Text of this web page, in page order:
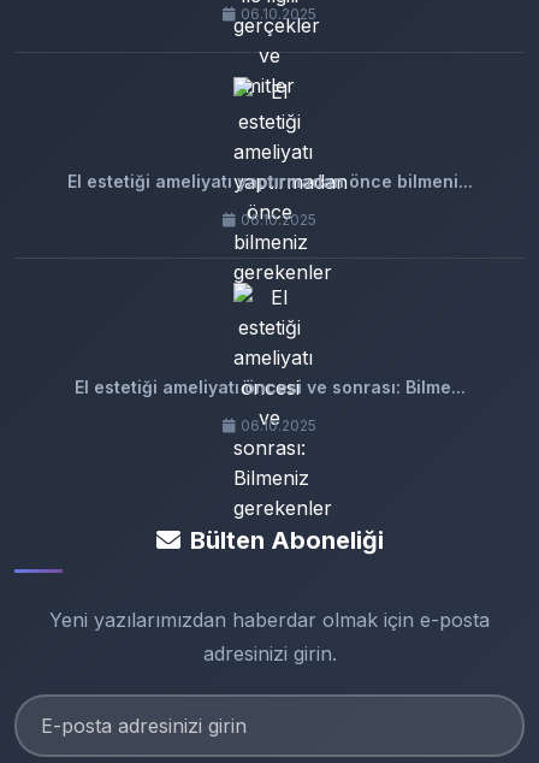
06.10.2025
El estetiği ameliyatı yaptırmadan önce bilmeni...
06.10.2025
El estetiği ameliyatı öncesi ve sonrası: Bilme...
06.10.2025
Bülten Aboneliği
Yeni yazılarımızdan haberdar olmak için e-posta
adresinizi girin.